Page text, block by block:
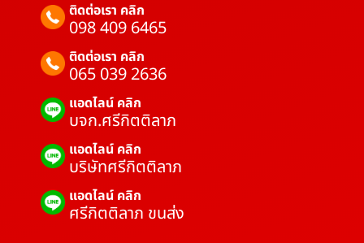
ติดต่อเรา คลิก
098 409 6465
ติดต่อเรา คลิก
065 039 2636
แอดไลน์ คลิก
บจก.ศรีกิตติลาภ
แอดไลน์ คลิก
บริษัทศรีกิตติลาภ
แอดไลน์ คลิก
ศรีกิตติลาภ ขนส่ง